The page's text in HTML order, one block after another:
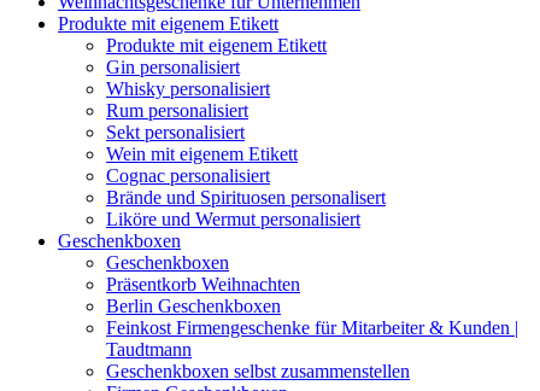
Produkte mit eigenem Etikett
Produkte mit eigenem Etikett
Gin personalisiert
Whisky personalisiert
Rum personalisiert
Sekt personalisiert
Wein mit eigenem Etikett
Cognac personalisiert
Brände und Spirituosen personalisert
Liköre und Wermut personalisiert
Geschenkboxen
Geschenkboxen
Präsentkorb Weihnachten
Berlin Geschenkboxen
Feinkost Firmengeschenke für Mitarbeiter & Kunden |
Taudtmann
Geschenkboxen selbst zusammenstellen